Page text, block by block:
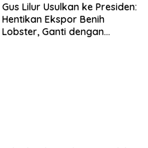
Gus Lilur Usulkan ke Presiden:
Hentikan Ekspor Benih
Lobster, Ganti dengan